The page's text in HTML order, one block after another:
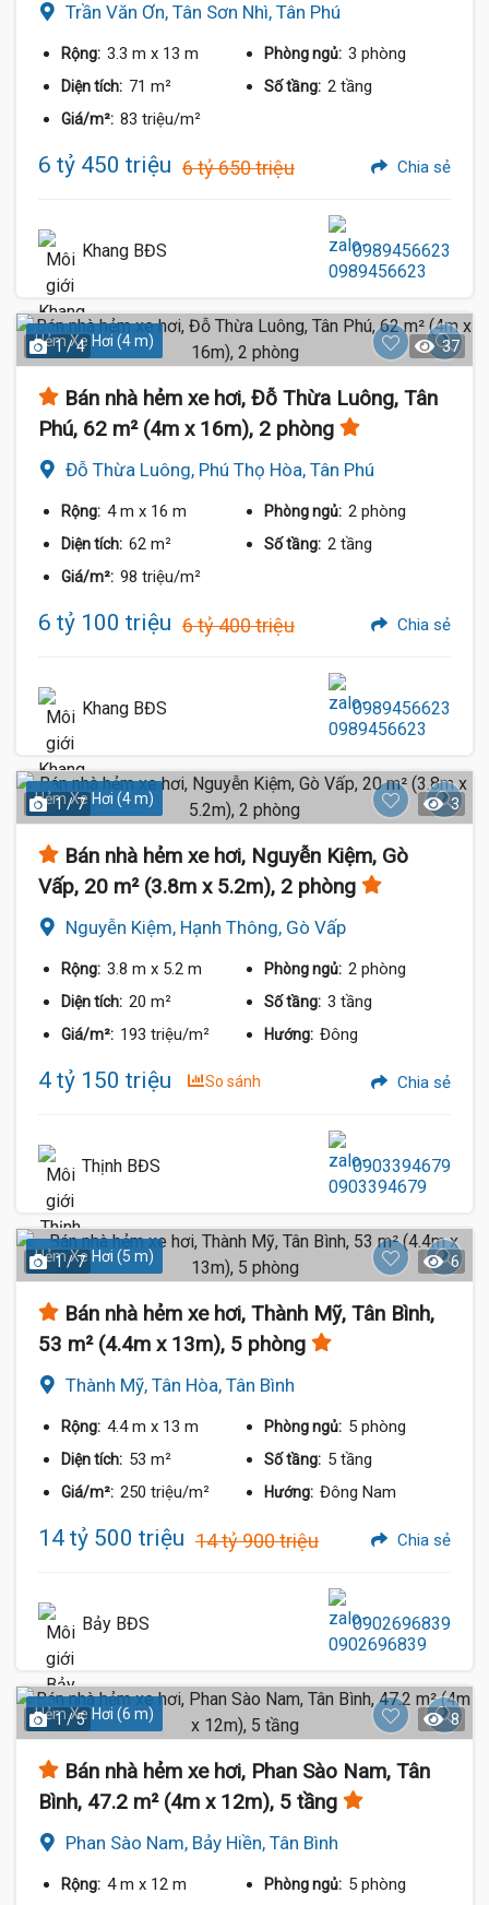
Trần Văn Ơn, Tân Sơn Nhì, Tân Phú
Rộng: 3.3 m x 13 m Phòng ngủ: 3 phòng
Diện tích: 71 m² Số tầng: 2 tầng
Giá/m²: 83 triệu/m²
6 tỷ 450 triệu 6 tỷ 650 triệu Chia sẻ
Khang BĐS 0989456623
Hẻm Xe Hơi (4 m)
1 / 4 37
Bán nhà hẻm xe hơi, Đỗ Thừa Luông, Tân
Phú, 62 m² (4m x 16m), 2 phòng
Đỗ Thừa Luông, Phú Thọ Hòa, Tân Phú
Rộng: 4 m x 16 m Phòng ngủ: 2 phòng
Diện tích: 62 m² Số tầng: 2 tầng
Giá/m²: 98 triệu/m²
6 tỷ 100 triệu 6 tỷ 400 triệu Chia sẻ
Khang BĐS 0989456623
Hẻm Xe Hơi (4 m)
1 / 7 3
Bán nhà hẻm xe hơi, Nguyễn Kiệm, Gò
Vấp, 20 m² (3.8m x 5.2m), 2 phòng
Nguyễn Kiệm, Hạnh Thông, Gò Vấp
Rộng: 3.8 m x 5.2 m Phòng ngủ: 2 phòng
Diện tích: 20 m² Số tầng: 3 tầng
Giá/m²: 193 triệu/m² Hướng: Đông
4 tỷ 150 triệu So sánh Chia sẻ
Thịnh BĐS 0903394679
Hẻm Xe Hơi (5 m)
1 / 7 6
Bán nhà hẻm xe hơi, Thành Mỹ, Tân Bình,
53 m² (4.4m x 13m), 5 phòng
Thành Mỹ, Tân Hòa, Tân Bình
Rộng: 4.4 m x 13 m Phòng ngủ: 5 phòng
Diện tích: 53 m² Số tầng: 5 tầng
Giá/m²: 250 triệu/m² Hướng: Đông Nam
14 tỷ 500 triệu 14 tỷ 900 triệu Chia sẻ
Bảy BĐS 0902696839
Hẻm Xe Hơi (6 m)
1 / 5 8
Bán nhà hẻm xe hơi, Phan Sào Nam, Tân
Bình, 47.2 m² (4m x 12m), 5 tầng
Phan Sào Nam, Bảy Hiền, Tân Bình
Rộng: 4 m x 12 m Phòng ngủ: 5 phòng